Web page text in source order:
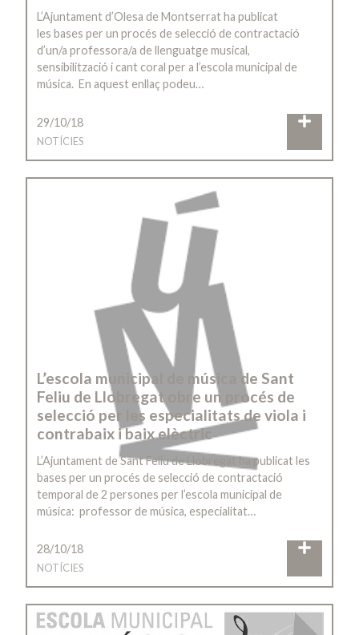
L’Ajuntament d’Olesa de Montserrat ha publicat
les bases per un procés de selecció de contractació
d’un/a professora/a de llenguatge musical,
sensibilització i cant coral per a l’escola municipal de
música. En aquest enllaç podeu…
29/10/18
NOTÍCIES
L’escola municipal de música de Sant
Feliu de Llobregat obre un procés de
selecció per les especialitats de viola i
contrabaix i baix elèctric
L’Ajuntament de Sant Feliu de Llobregat ha publicat les
bases per un procés de selecció de contractació
temporal de 2 persones per l’escola municipal de
música: professor de música, especialitat…
28/10/18
NOTÍCIES